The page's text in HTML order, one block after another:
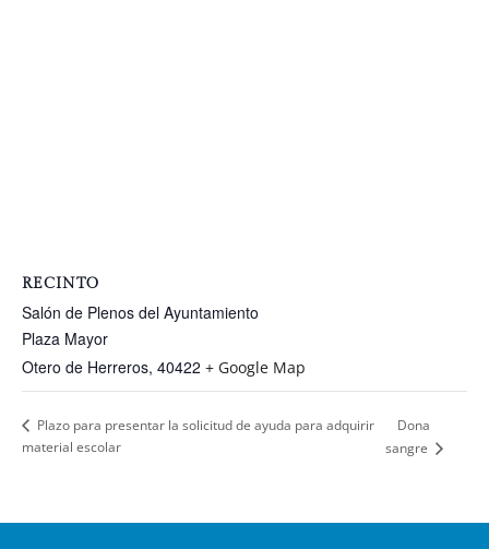
RECINTO
Salón de Plenos del Ayuntamiento
Plaza Mayor
Otero de Herreros, 40422 + Google Map
Plazo para presentar la solicitud de ayuda para adquirir
material escolar
Dona
sangre